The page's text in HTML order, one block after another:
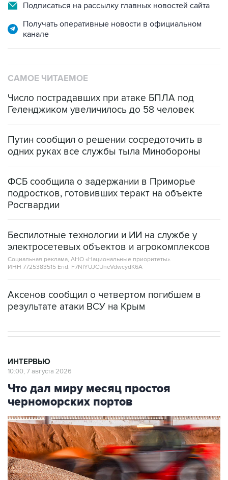
Подписаться на рассылку главных новостей сайта
Получать оперативные новости в официальном
канале
САМОЕ ЧИТАЕМОЕ
Число пострадавших при атаке БПЛА под
Геленджиком увеличилось до 58 человек
Путин сообщил о решении сосредоточить в
одних руках все службы тыла Минобороны
ФСБ сообщила о задержании в Приморье
подростков, готовивших теракт на объекте
Росгвардии
Беспилотные технологии и ИИ на службе у
электросетевых объектов и агрокомплексов
Социальная реклама, АНО «Национальные приоритеты».
ИНН 7725383515 Erid: F7NfYUJCUneVdwcydK6A
Аксенов сообщил о четвертом погибшем в
результате атаки ВСУ на Крым
ИНТЕРВЬЮ
10:00, 7 августа 2026
Что дал миру месяц простоя
черноморских портов